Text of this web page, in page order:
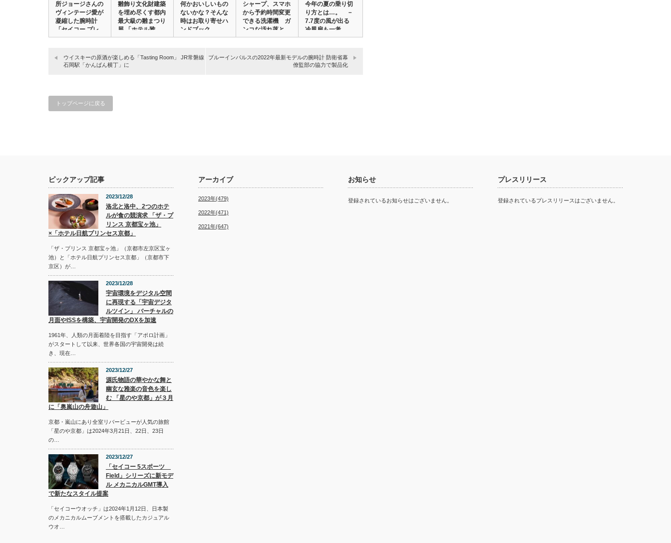
所ジョージさんの
ヴィンテージ愛が
凝縮した腕時計
「セイコー プレ
ザ…
雛飾り文化財建築
を埋め尽くす都内
最大級の雛まつり
展 「ホテル雅
叙…
何かおいしいもの
ないかな？そんな
時はお取り寄せハ
ンドブック
〝お…
シャープ、スマホ
から予約時間変更
できる洗濯機 ガ
ンコな汚れ落と
す…
今年の夏の乗り切
り方とは…。 －
7.7度の風が出る
冷風扇も一考
ウイスキーの原酒が楽しめる「Tasting Room」 JR常磐線
石岡駅「かんばん横丁」に
ブルーインパルスの2022年最新モデルの腕時計 防衛省幕
僚監部の協力で製品化
トップページに戻る
ピックアップ記事
2023/12/28
洛北と洛中、2つのホテ
ルが食の競演求 「ザ・プ
リンス 京都宝ヶ池」
×「ホテル日航プリンセス京都」
「ザ・プリンス 京都宝ヶ池」（京都市左京区宝ヶ
池）と「ホテル日航プリンセス京都」（京都市下
京区）が…
2023/12/28
宇宙環境をデジタル空間
に再現する「宇宙デジタ
ルツイン」 バーチャルの
月面やISSを構築、宇宙開発のDXを加速
1961年、人類の月面着陸を目指す「アポロ計画」
がスタートして以来、世界各国の宇宙開発は続
き、現在…
2023/12/27
源氏物語の華やかな舞と
幽玄な雅楽の音色を楽し
む 「星のや京都」が３月
に「奥嵐山の舟遊山」
京都・嵐山にあり全室リバービューが人気の旅館
「星のや京都」は2024年3月21日、22日、23日
の…
2023/12/27
「セイコー 5スポーツ
Field」シリーズに新モデ
ル メカニカルGMT導入
で新たなスタイル提案
「セイコーウオッチ」は2024年1月12日、日本製
のメカニカルムーブメントを搭載したカジュアル
ウオ…
アーカイブ
2023年(479)
2022年(471)
2021年(647)
お知らせ
登録されているお知らせはございません。
プレスリリース
登録されているプレスリリースはございません。